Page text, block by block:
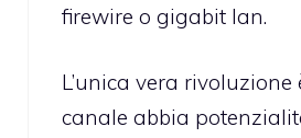
firewire o gigabit lan.
L’unica vera rivoluzione
canale abbia